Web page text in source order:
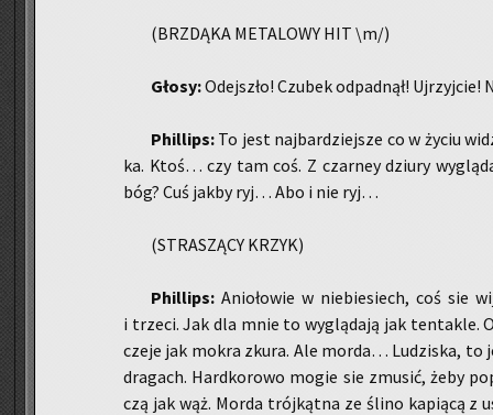
(BRZDĄ­KA ME­TA­LO­WY HIT \m/)
Głosy:Odej­szło! Czu­bek od­pad­nął! Uj­rzyj­cie!
Phil­lips: To jest naj­bar­dziej­sze co w życiu
ka. Ktoś… czy tam coś. Z czar­ney dziu­ry
bóg? Cuś jakby ryj… Abo i nie ryj…
(STRA­SZĄ­CY KRZYK)
Phil­lips: Anio­ło­wie w nie­bie­siech, coś sie
i trze­ci. Jak dla mnie to wy­glą­da­ją jak ten­ta­kle.
cze­je jak mokra zkura. Ale morda… Lu­dzi­ska, to
dra­gach. Hard­ko­ro­wo mogie sie zmu­sić, żeby
czą jak wąż. Morda trój­kąt­na ze ślino ka­pią­cą